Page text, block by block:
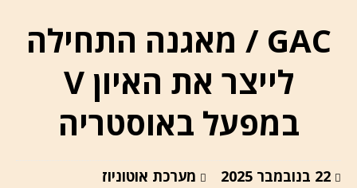
GAC / מאגנה התחילה
לייצר את האיון V
במפעל באוסטריה
22 בנובמבר 2025 מערכת אוטוניוז